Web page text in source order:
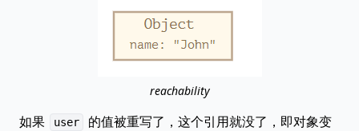
reachability
如果 user
的值被重写了，这个引用就没了，即对象变